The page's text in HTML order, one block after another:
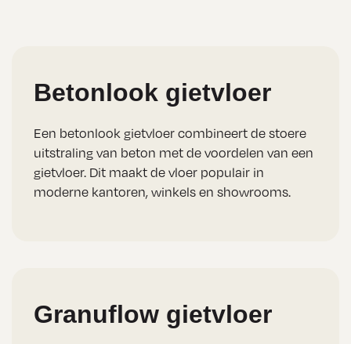
Betonlook gietvloer
Een betonlook gietvloer combineert de stoere
uitstraling van beton met de voordelen van een
gietvloer. Dit maakt de vloer populair in
moderne kantoren, winkels en showrooms.
Granuflow gietvloer